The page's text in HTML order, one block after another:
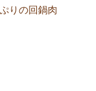
りの回鍋肉